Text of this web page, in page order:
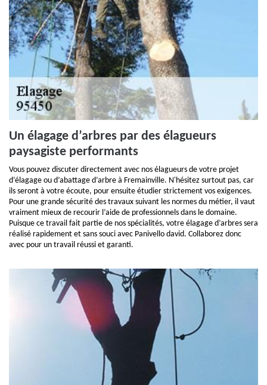
Un élagage d’arbres par des élagueurs
paysagiste performants
Vous pouvez discuter directement avec nos élagueurs de votre projet
d’élagage ou d’abattage d’arbre à Fremainville. N'hésitez surtout pas, car
ils seront à votre écoute, pour ensuite étudier strictement vos exigences.
Pour une grande sécurité des travaux suivant les normes du métier, il vaut
vraiment mieux de recourir l’aide de professionnels dans le domaine.
Puisque ce travail fait partie de nos spécialités, votre élagage d’arbres sera
réalisé rapidement et sans souci avec Panivello david. Collaborez donc
avec pour un travail réussi et garanti.